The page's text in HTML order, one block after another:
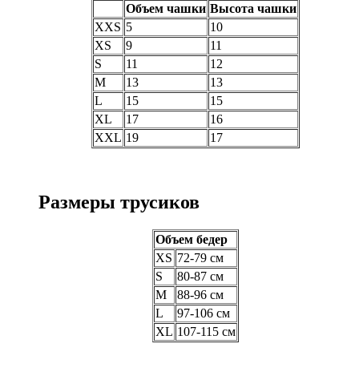
Объем чашки Высота чашки
XXS 5
10
XS
9
11
S
11
12
M
13
13
L
15
15
XL
17
16
XXL 19 17
Размеры трусиков
Объем бедер
XS 72-79 см
S
80-87 см
M
88-96 см
L
97-106 см
XL 107-115 см